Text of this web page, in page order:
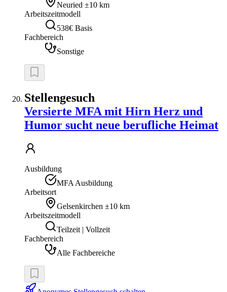
Neuried ±10 km
Arbeitszeitmodell
538€ Basis
Fachbereich
Sonstige
Stellengesuch
Versierte MFA mit Hirn Herz und
Humor sucht neue berufliche Heimat
Ausbildung
MFA Ausbildung
Arbeitsort
Gelsenkirchen ±10 km
Arbeitszeitmodell
Teilzeit | Vollzeit
Fachbereich
Alle Fachbereiche